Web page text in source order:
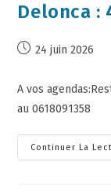
Delonca :
24 juin 2026
A vos
au 0618091358
Continuer La